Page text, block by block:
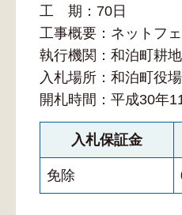
工 期：70日
工事概要：ネットフ
執行機関：和泊町耕
入札場所：和泊町役
開札時間：平成30年
入札保証金
免除